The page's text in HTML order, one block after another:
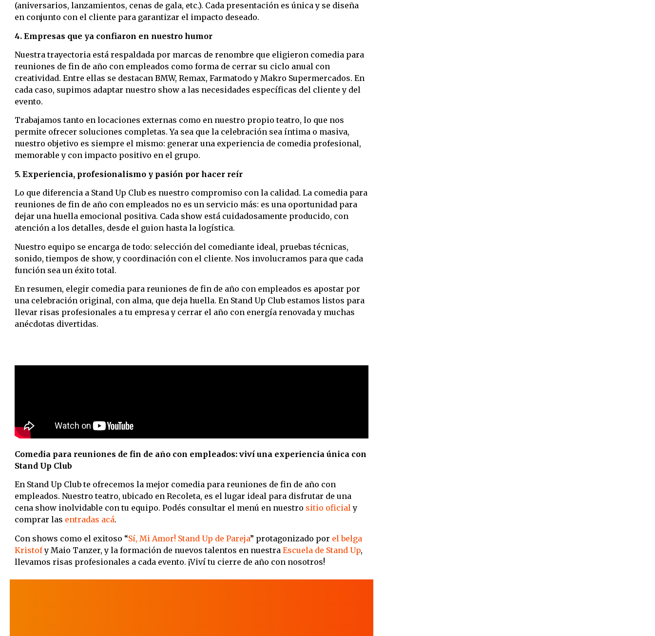
(aniversarios, lanzamientos, cenas de gala, etc.). Cada presentación es única y se diseña
en conjunto con el cliente para garantizar el impacto deseado.
4. Empresas que ya confiaron en nuestro humor
Nuestra trayectoria está respaldada por marcas de renombre que eligieron comedia para
reuniones de fin de año con empleados como forma de cerrar su ciclo anual con
creatividad. Entre ellas se destacan BMW, Remax, Farmatodo y Makro Supermercados. En
cada caso, supimos adaptar nuestro show a las necesidades específicas del cliente y del
evento.
Trabajamos tanto en locaciones externas como en nuestro propio teatro, lo que nos
permite ofrecer soluciones completas. Ya sea que la celebración sea íntima o masiva,
nuestro objetivo es siempre el mismo: generar una experiencia de comedia profesional,
memorable y con impacto positivo en el grupo.
5. Experiencia, profesionalismo y pasión por hacer reír
Lo que diferencia a Stand Up Club es nuestro compromiso con la calidad. La comedia para
reuniones de fin de año con empleados no es un servicio más: es una oportunidad para
dejar una huella emocional positiva. Cada show está cuidadosamente producido, con
atención a los detalles, desde el guion hasta la logística.
Nuestro equipo se encarga de todo: selección del comediante ideal, pruebas técnicas,
sonido, tiempos de show, y coordinación con el cliente. Nos involucramos para que cada
función sea un éxito total.
En resumen, elegir comedia para reuniones de fin de año con empleados es apostar por
una celebración original, con alma, que deja huella. En Stand Up Club estamos listos para
llevar risas profesionales a tu empresa y cerrar el año con energía renovada y muchas
anécdotas divertidas.
Comedia para reuniones de fin de año con empleados: viví una experiencia única con
Stand Up Club
En Stand Up Club te ofrecemos la mejor comedia para reuniones de fin de año con
empleados. Nuestro teatro, ubicado en Recoleta, es el lugar ideal para disfrutar de una
cena show inolvidable con tu equipo. Podés consultar el menú en nuestro sitio oficialy
comprar las entradas acá.
Con shows como el exitoso “Sí, Mi Amor! Stand Up de Pareja” protagonizado por el belga
Kristofy Maio Tanzer, y la formación de nuevos talentos en nuestra Escuela de Stand Up,
llevamos risas profesionales a cada evento. ¡Viví tu cierre de año con nosotros!